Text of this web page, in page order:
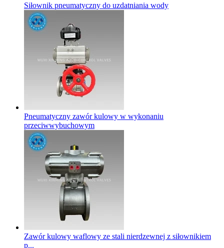
Siłownik pneumatyczny do uzdatniania wody
Pneumatyczny zawór kulowy w wykonaniu
przeciwwybuchowym
Zawór kulowy waflowy ze stali nierdzewnej z siłownikiem
p...